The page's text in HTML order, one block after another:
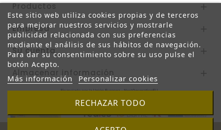
Productos
Empresa
Su cuenta
Almacenar información
Este sitio web utiliza cookies propias y de terceros
para mejorar nuestros servicios y mostrarle
publicidad relacionada con sus preferencias
mediante el análisis de sus hábitos de navegación.
Para dar su consentimiento sobre su uso pulse el
botón Acepto.
Más información Personalizar cookies
RECHAZAR TODO